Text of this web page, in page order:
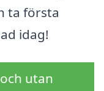
ta första
idag!
utan